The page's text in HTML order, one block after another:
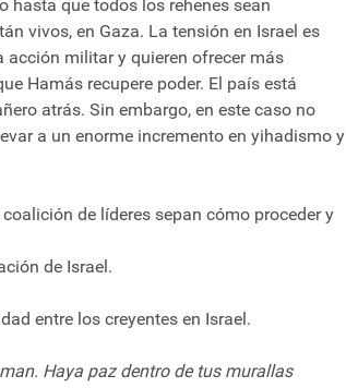
hasta que todos los rehenes sean
vivos, en Gaza. La tensión en Israel es
acción militar y quieren ofrecer más
Hamás recupere poder. El país está
atrás. Sin embargo, en este caso no
a un enorme incremento en yihadismo y
de líderes sepan cómo proceder y
de Israel.
entre los creyentes en Israel.
Haya paz dentro de tus murallas